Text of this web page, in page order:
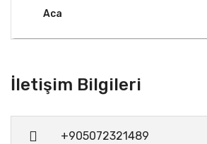
Aca
İletişim Bilgileri
+905072321489